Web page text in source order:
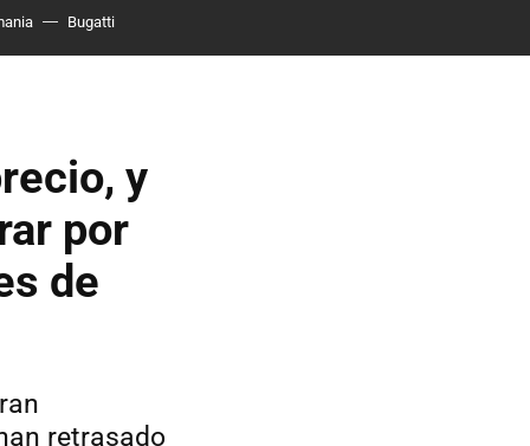
Bugatti
y
por
de
retrasado